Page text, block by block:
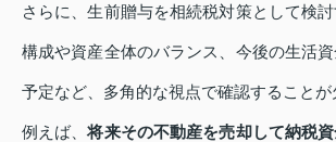
さらに、生前贈与を相続税対策として検
構成や資産全体のバランス、今後の生活
予定など、多角的な視点で確認することが
例えば、将来その不動産を売却して納税